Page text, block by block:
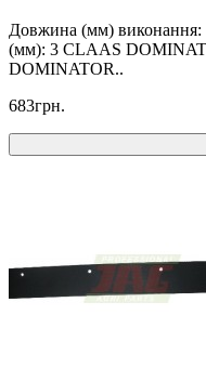
Довжина (мм)
(мм): 3 CLAAS
DOMINATOR..
683грн.